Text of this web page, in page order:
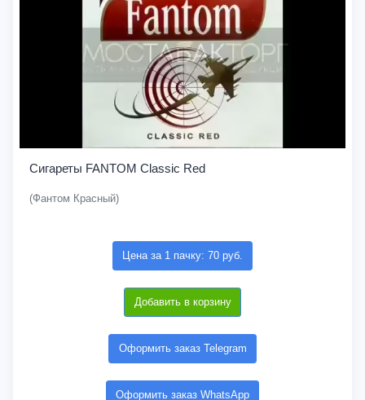
Сигареты FANTOM Classic Red
(Фантом Красный)
Цена за 1 пачку: 70 руб.
Добавить в корзину
Оформить заказ Telegram
Оформить заказ WhatsApp